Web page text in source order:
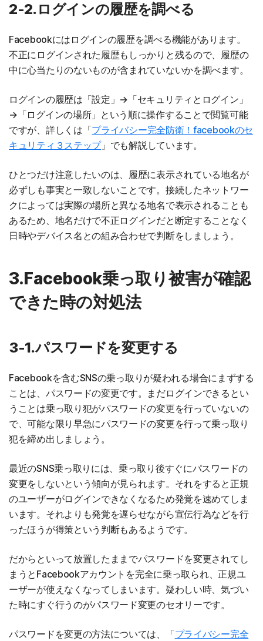
2-2.ログインの履歴を調べる
Facebookにはログインの履歴を調べる機能があります。
不正にログインされた履歴もしっかりと残るので、履歴の
中に心当たりのないものが含まれていないかを調べます。
ログインの履歴は「設定」→「セキュリティとログイン」
→「ログインの場所」という順に操作することで閲覧可能
ですが、詳しくは「プライバシー完全防衛！facebookのセ
キュリティ３ステップ」でも解説しています。
ひとつだけ注意したいのは、履歴に表示されている地名が
必ずしも事実と一致しないことです。接続したネットワー
クによっては実際の場所と異なる地名で表示されることも
あるため、地名だけで不正ログインだと断定することなく
日時やデバイス名との組み合わせで判断をしましょう。
3.Facebook乗っ取り被害が確認
できた時の対処法
3-1.パスワードを変更する
Facebookを含むSNSの乗っ取りが疑われる場合にまずする
ことは、パスワードの変更です。まだログインできるとい
うことは乗っ取り犯がパスワードの変更を行っていないの
で、可能な限り早急にパスワードの変更を行って乗っ取り
犯を締め出しましょう。
最近のSNS乗っ取りには、乗っ取り後すぐにパスワードの
変更をしないという傾向が見られます。それをすると正規
のユーザーがログインできなくなるため発覚を速めてしま
います。それよりも発覚を遅らせながら宣伝行為などを行
ったほうが得策という判断もあるようです。
だからといって放置したままでパスワードを変更されてし
まうとFacebookアカウントを完全に乗っ取られ、正規ユ
ーザーが使えなくなってしまいます。疑わしい時、気づい
た時にすぐ行うのがパスワード変更のセオリーです。
パスワードを変更の方法については、「プライバシー完全